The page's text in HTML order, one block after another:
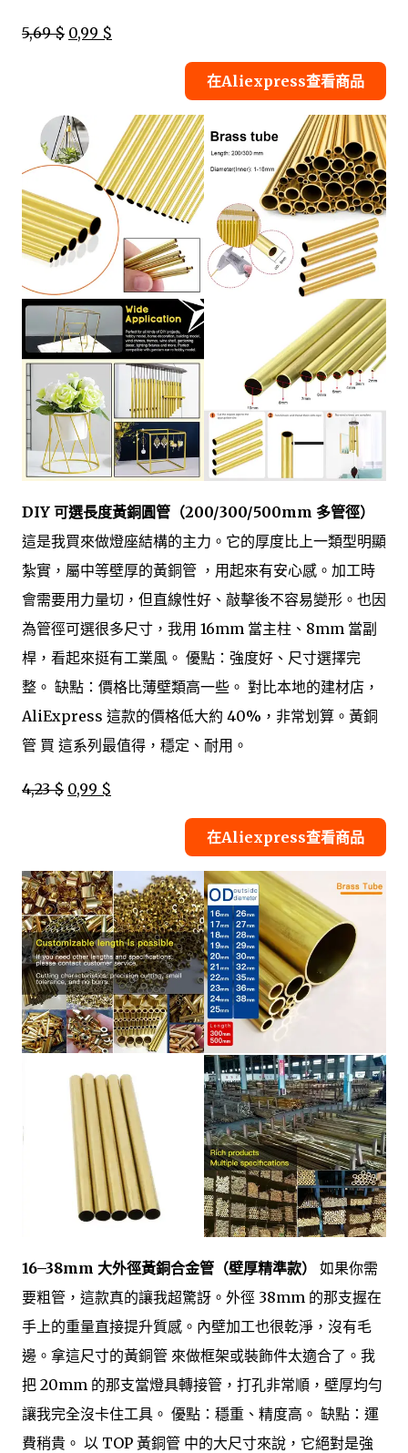
5,69 $ 0,99 $
在Aliexpress查看商品
DIY 可選長度黃銅圓管（200/300/500mm 多管徑）
這是我買來做燈座結構的主力。它的厚度比上一類型明顯
紮實，屬中等壁厚的黃銅管 ，用起來有安心感。加工時
會需要用力量切，但直線性好、敲擊後不容易變形。也因
為管徑可選很多尺寸，我用 16mm 當主柱、8mm 當副
桿，看起來挺有工業風。 優點：強度好、尺寸選擇完
整。 缺點：價格比薄壁類高一些。 對比本地的建材店，
AliExpress 這款的價格低大約 40%，非常划算。黃銅
管 買 這系列最值得，穩定、耐用。
4,23 $ 0,99 $
在Aliexpress查看商品
16–38mm 大外徑黃銅合金管（壁厚精準款）
如果你需
要粗管，這款真的讓我超驚訝。外徑 38mm 的那支握在
手上的重量直接提升質感。內壁加工也很乾淨，沒有毛
邊。拿這尺寸的黃銅管 來做框架或裝飾件太適合了。我
把 20mm 的那支當燈具轉接管，打孔非常順，壁厚均勻
讓我完全沒卡住工具。 優點：穩重、精度高。 缺點：運
費稍貴。 以 TOP 黃銅管 中的大尺寸來說，它絕對是強